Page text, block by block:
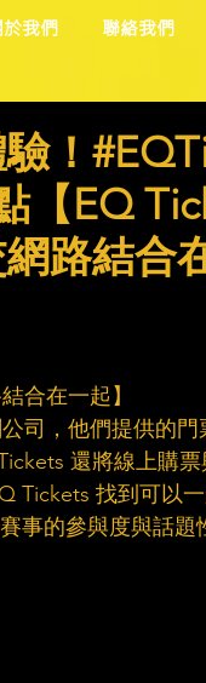
於我們 聯絡我們
！
【EQ
路結合
合在一起】
司，他們提供的
還將線上購
Tickets 找到可以
事的參與度與話題